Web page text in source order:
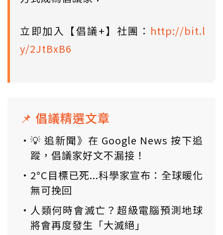
立即加入【倡議+】社團： http://bit.l
y/2JtBxB6
📌 倡議精選文章
💡 追新聞》在 Google News 按下追
蹤，倡議家好文不漏接！
2°C目標已死...科學家宣布：全球暖化
無可挽回
人類何時會滅亡？超級電腦預測地球
將會再度發生「大滅絕」